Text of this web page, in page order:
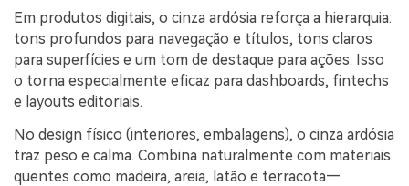
Em produtos digitais, o cinza ardósia reforça a hierarquia:
tons profundos para navegação e títulos, tons claros
para superfícies e um tom de destaque para ações. Isso
o torna especialmente eficaz para dashboards, fintechs
e layouts editoriais.
No design físico (interiores, embalagens), o cinza ardósia
traz peso e calma. Combina naturalmente com materiais
quentes como madeira, areia, latão e terracota—